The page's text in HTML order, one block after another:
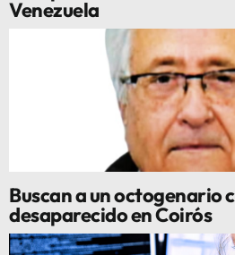
Venezuela
Buscan a un octogenario
desaparecido en Coirós